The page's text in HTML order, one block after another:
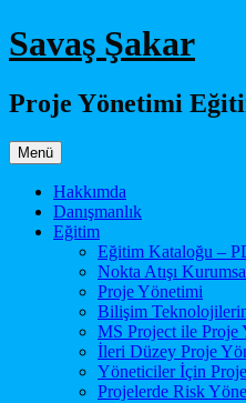
İçeriğe
atla
Savaş Şakar
Proje Yönetimi
Menü
Hakkımda
Danışmanlık
Eğitim
Eğitim Kataloğu –
Nokta Atışı
Proje Yönetimi
Bilişim
MS Project ile Proje
İleri Düzey Proje
Yöneticiler İçin
Projelerde Risk